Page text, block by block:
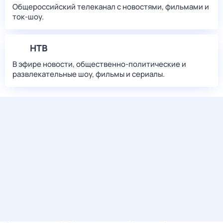
Общероссийский телеканал с новостями, фильмами и
ток-шоу.
НТВ
В эфире новости, общественно-политические и
развлекательные шоу, фильмы и сериалы.